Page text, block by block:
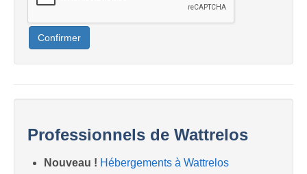
Confirmer
Professionnels de Wattrelos
Nouveau ! Hébergements à Wattrelos